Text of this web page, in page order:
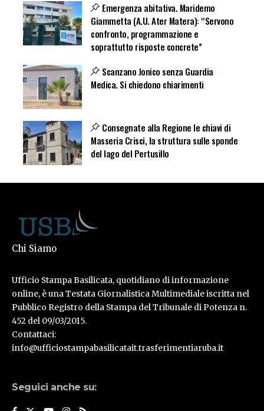
Emergenza abitativa. Maridemo
Giammetta (A.U. Ater Matera): “Servono
confronto, programmazione e
soprattutto risposte concrete”
Scanzano Jonico senza Guardia
Medica. Si chiedono chiarimenti
Consegnate alla Regione le chiavi di
Masseria Crisci, la struttura sulle sponde
del lago del Pertusillo
Chi Siamo
Ufficio Stampa Basilicata, quotidiano di informazione
online, è una Testata Giornalistica Multimediale iscritta nel
Pubblico Registro della Stampa del Tribunale di Potenza n.
452 del 09/03/2015.
Contattaci:
info@ufficiostampabasilicatait.trasferimentiaruba.it
Seguici anche su: